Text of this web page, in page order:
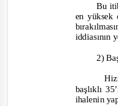
Bu
en yüksek
iddiasının
2)
başlıklı
ihalenin